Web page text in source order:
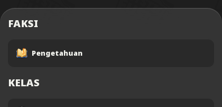
FAKSI
Pengetahuan
KELAS